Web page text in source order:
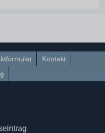
Kontakt